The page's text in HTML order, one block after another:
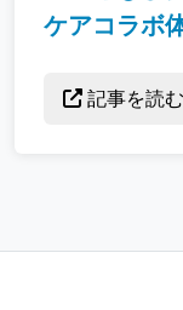
ケアコラボ
記事を読む